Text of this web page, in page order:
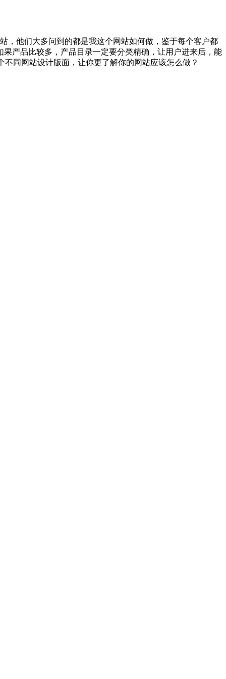
，他们大多问到的都是我这个网站如何做，鉴于每个客户都
产品比较多，产品目录一定要分类精确，让用户进来后，能
同网站设计版面，让你更了解你的网站应该怎么做？